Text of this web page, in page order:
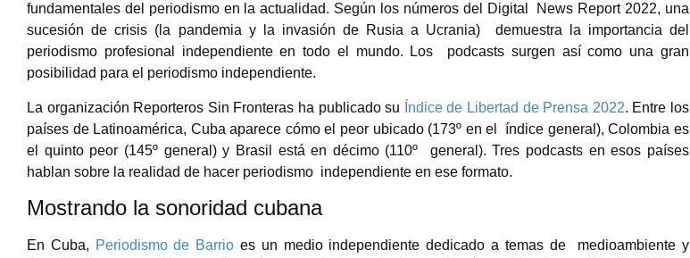
fundamentales del periodismo en la actualidad. Según los números del Digital News Report 2022, una
sucesión de crisis (la pandemia y la invasión de Rusia a Ucrania) demuestra la importancia del
periodismo profesional independiente en todo el mundo. Los podcasts surgen así como una gran
posibilidad para el periodismo independiente.
La organización Reporteros Sin Fronteras ha publicado su Índice de Libertad de Prensa 2022. Entre los
países de Latinoamérica, Cuba aparece cómo el peor ubicado (173º en el
índice general), Colombia es
el quinto peor (145º general) y Brasil está en décimo (110º general). Tres podcasts en esos países
hablan sobre la realidad de hacer periodismo independiente en ese formato.
Mostrando la sonoridad cubana
En Cuba, Periodismo de Barrioes un medio independiente dedicado a temas de
medioambiente y